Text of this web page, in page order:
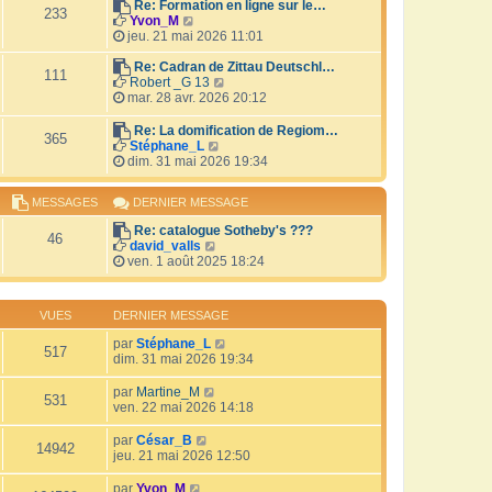
i
r
m
e
s
s
a
g
e
r
e
d
e
r
n
i
e
m
e
s
s
a
g
e
233
Re: Formation en ligne sur le…
Yvon_M
o
i
r
l
e
d
e
r
n
i
e
r
m
e
s
s
a
g
e
jeu. 21 mai 2026 11:01
111
Re: Cadran de Zittau Deutschl…
Robert _G 13
o
i
r
e
d
e
r
n
i
r
m
e
s
s
g
e
mar. 28 avr. 2026 20:12
365
Re: La domification de Regiom…
Stéphane_L
o
i
r
l
e
d
e
r
n
i
e
r
m
e
s
a
g
dim. 31 mai 2026 19:34
MESSAGES DERNIER MESSAGE
46
Re: catalogue Sotheby's ???
david_valls
o
i
e
d
e
r
e
r
e
s
ven. 1 août 2025 18:24
VUES DERNIER MESSAGE
517 par Stéphane_L
dim. 31 mai 2026 19:34
531 par Martine_M
ven. 22 mai 2026 14:18
14942 par César_B
jeu. 21 mai 2026 12:50